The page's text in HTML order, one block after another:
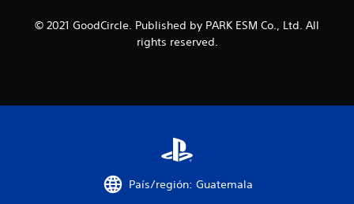
© 2021 GoodCircle. Published by PARK ESM Co., Ltd. All
rights reserved.
País/región: Guatemala